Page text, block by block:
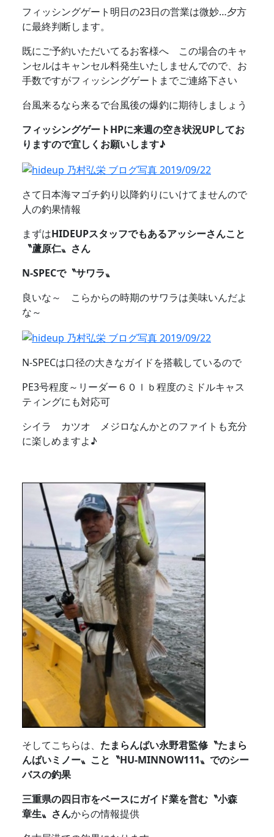
フィッシングゲート明日の23日の営業は微妙…夕方
に最終判断します。
既にご予約いただいてるお客様へ この場合のキャ
ンセルはキャンセル料発生いたしませんでので、お
手数ですがフィッシングゲートまでご連絡下さい
台風来るなら来るで台風後の爆釣に期待しましょう
フィッシングゲートHPに来週の空き状況UPしてお
りますので宜しくお願いします♪
さて日本海マゴチ釣り以降釣りにいけてませんので
人の釣果情報
まずはHIDEUPスタッフでもあるアッシーさんこと
〝蘆原仁〟さん
N-SPECで〝サワラ〟
良いな～ こらからの時期のサワラは美味いんだよ
な～
N-SPECは口径の大きなガイドを搭載しているので
PE3号程度～リーダー６０ｌｂ程度のミドルキャス
ティングにも対応可
シイラ カツオ メジロなんかとのファイトも充分
に楽しめますよ♪
そしてこちらは、 たまらんばい永野君監修〝たまら
んばいミノー〟こと〝HU-MINNOW111〟でのシー
バスの釣果
三重県の四日市をベースにガイド業を営む〝小森
章生〟さんからの情報提供